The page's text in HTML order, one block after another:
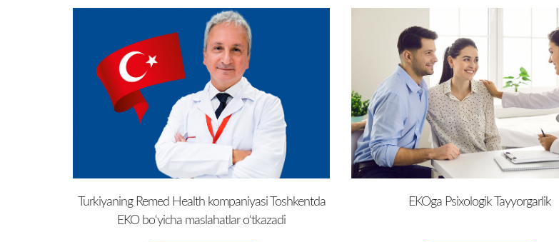
Turkiyaning Remed Health kompaniyasi Toshkentda
EKO bo‘yicha maslahatlar o‘tkazadi
EKOga Psixologik Tayyorgarlik